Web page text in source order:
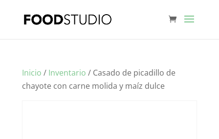
Inicio / Inventario / Casado de picadillo de
chayote con carne molida y maíz dulce